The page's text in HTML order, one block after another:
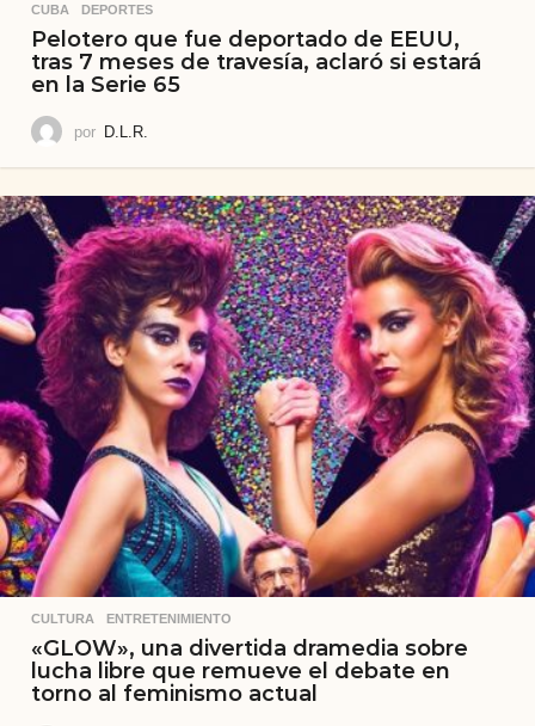
CUBA ,DEPORTES
Pelotero que fue deportado de EEUU,
tras 7 meses de travesía, aclaró si estará
en la Serie 65
por D.L.R.
CULTURA ,ENTRETENIMIENTO
«GLOW», una divertida dramedia sobre
lucha libre que remueve el debate en
torno al feminismo actual